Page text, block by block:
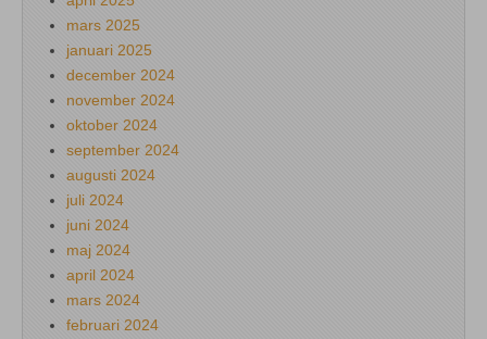
mars 2025
januari 2025
december 2024
november 2024
oktober 2024
september 2024
augusti 2024
juli 2024
juni 2024
maj 2024
april 2024
mars 2024
februari 2024